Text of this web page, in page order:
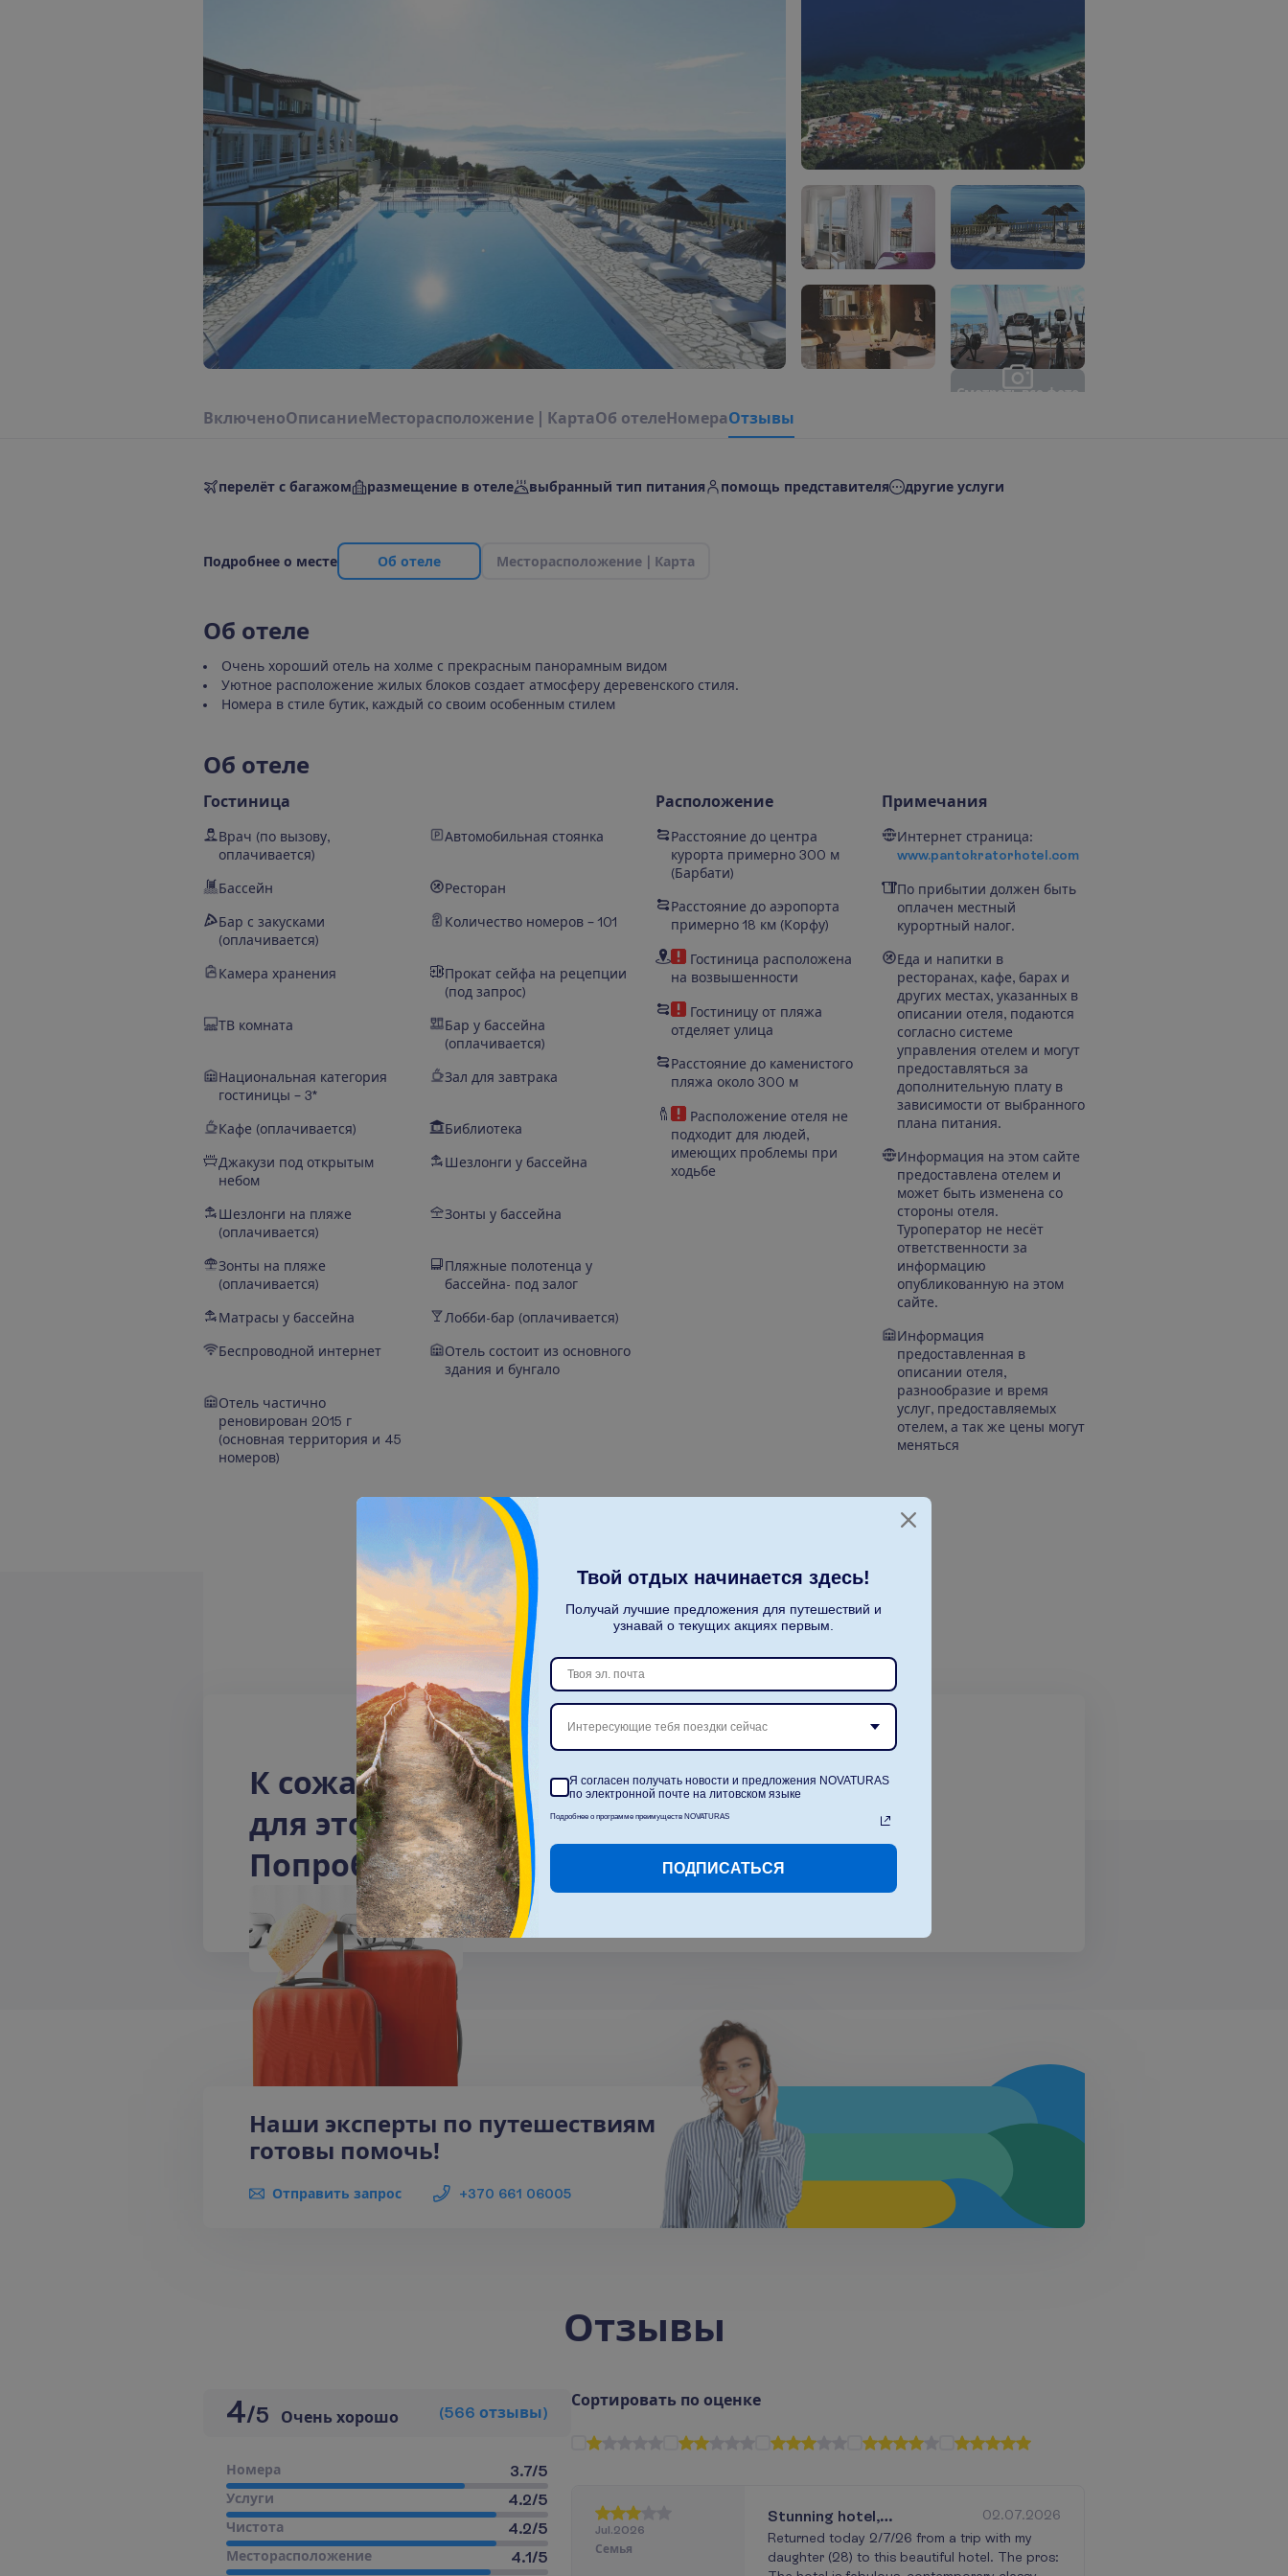
Смотреть все фото
ВключеноОписаниеМесторасположение КартаОб отелеНомераОтзывы
перелёт с багажом размещение в отеле выбранный тип питания помощь представителя другие услуги
Подробнее о месте Об отеле Месторасположение Карта
Об отеле
Очень хороший отель на холме с прекрасным панорамным видом
Уютное расположение жилых блоков создает атмосферу деревенского стиля.
Номера в стиле бутик, каждый со своим особенным стилем
Об отеле
Гостиница
Врач (по вызову,
оплачивается)
Автомобильная стоянка
Бассейн Ресторан
Бар с закусками
(оплачивается)
Количество номеров – 101
Камера хранения
Прокат сейфа на рецепции
(под запрос)
ТВ комната
Бар у бассейна
(оплачивается)
Национальная категория
гостиницы – 3*
Зал для завтрака
Кафе (оплачивается) Библиотека
Джакузи под открытым
небом
Шезлонги у бассейна
Шезлонги на пляже
(оплачивается)
Зонты у бассейна
Зонты на пляже
(оплачивается)
Пляжные полотенца у
бассейна- под залог
Матрасы у бассейна Лобби-бар (оплачивается)
Беспроводной интернет
Отель состоит из основного
здания и бунгало
Отель частично
реновирован 2015 г
(основная территория и 45
номеров)
Расположение
Расстояние до центра
курорта примерно 300 м
(Барбати)
Расстояние до аэропорта
примерно 18 км (Корфу)
Гостиница расположена
на возвышенности
Гостиницу от пляжа
отделяет улица
Расстояние до каменистого
пляжа около 300 м
Расположение отеля не
подходит для людей,
имеющих проблемы при
ходьбе
Примечания
Интернет страница:
www.pantokratorhotel.com
По прибытии должен быть
оплачен местный
курортный налог.
Еда и напитки в
ресторанах, кафе, барах и
других местах, указанных в
описании отеля, подаются
согласно системе
управления отелем и могут
предоставляться за
дополнительную плату в
зависимости от выбранного
плана питания.
Информация на этом сайте
предоставлена отелем и
может быть изменена со
стороны отеля.
Туроператор не несёт
ответственности за
информацию
опубликованную на этом
сайте.
Информация
предоставленная в
описании отеля,
разнообразие и время
услуг, предоставляемых
отелем, а так же цены могут
меняться
К сожалению, не т предложений
для этого отеля.
Попробуйте еще р днее!
Наши эксперты по путешествиям
готовы помочь!
Отправить запрос +370 661 06005
Отзывы
4/5 Очень хорошо (566 отзывы)
Номера 3.7/5
Услуги 4.2/5
Чистота 4.2/5
Месторасположение 4.1/5
Сортировать по оценке
Jul.2026
Семья
Stunning hotel,
unfortunately bad food.
02.07.2026
Returned today 2/7/26 from a trip with my
daughter (28) to this beautiful hotel. The pros:
Твой отдых начинается здесь!
Получай лучшие предложения для путешествий и
узнавай о текущих акциях первым.
Интересующие тебя поездки сейчас
Я согласен получать новости и предложения NOVATURAS
по электронной почте на литовском языке
Подробнее о программе преимуществ NOVATURAS
ПОДПИСАТЬСЯ